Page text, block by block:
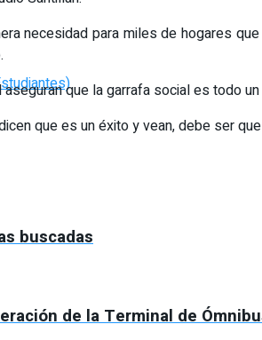
necesidad para miles de hogares
que la garrafa social es todo
que es un éxito y vean, debe ser
buscadas
de la Terminal de